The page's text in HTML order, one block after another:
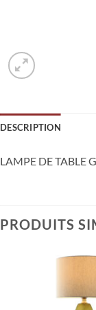
DESCRIPTION
LAMPE DE TABLE
PRODUITS